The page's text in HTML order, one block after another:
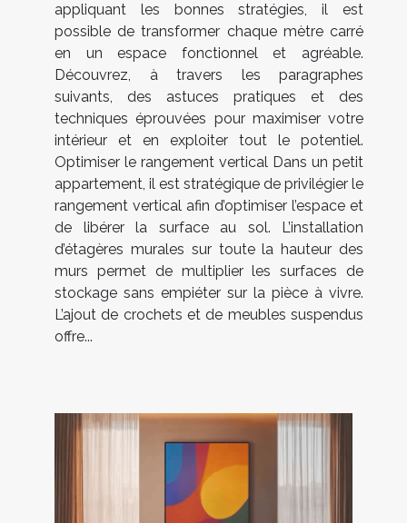
appliquant les bonnes stratégies, il est
possible de transformer chaque mètre carré
en un espace fonctionnel et agréable.
Découvrez, à travers les paragraphes
suivants, des astuces pratiques et des
techniques éprouvées pour maximiser votre
intérieur et en exploiter tout le potentiel.
Optimiser le rangement vertical Dans un petit
appartement, il est stratégique de privilégier le
rangement vertical afin d’optimiser l’espace et
de libérer la surface au sol. L’installation
d’étagères murales sur toute la hauteur des
murs permet de multiplier les surfaces de
stockage sans empiéter sur la pièce à vivre.
L’ajout de crochets et de meubles suspendus
offre...